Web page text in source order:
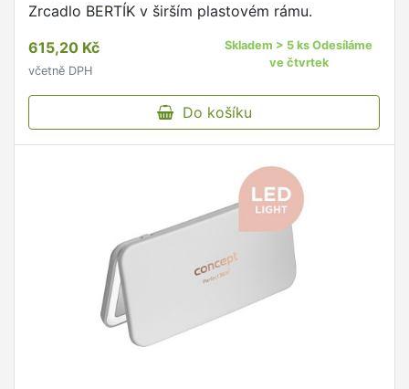
Zrcadlo BERTÍK v širším plastovém rámu.
615,20 Kč
včetně DPH
Skladem > 5 ks Odesíláme
ve čtvrtek
Do košíku